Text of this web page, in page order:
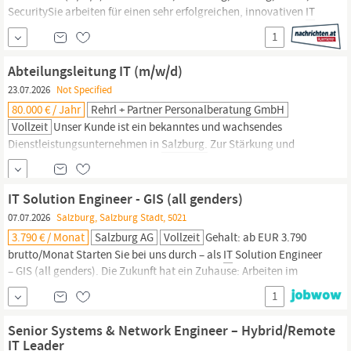
SecuritySie arbeiten für einen sehr erfolgreichen, innovativen IT
Dienstleister in einem dynamischen Umfeld, das Netzwerke,
Sicherheitund Automatisierung verbindet. Profitieren Sie von
kurzen Entscheidungswegen, eigener Verantwortung und
umfangreichen...
1
Abteilungsleitung IT (m/w/d)
23.07.2026 Not Specified
80.000 € / Jahr
Rehrl + Partner Personalberatung GmbH
Vollzeit Unser Kunde ist ein bekanntes und wachsendes
Dienstleistungsunternehmen in Salzburg. Zur Stärkung und
Erweiterung derIT
Position Abteilungsleitung
Abteilung in den Bereichen Infrastruktur & Applikationen
IT Solution Engineer - GIS (all genders)
07.07.2026 Salzburg, Salzburg Stadt, 5021
3.790 € / Monat Salzburg AG Vollzeit Gehalt: ab EUR 3.790
brutto/Monat Starten Sie bei uns durch – als IT Solution Engineer
– GIS (all genders). Die Zukunft hat ein Zuhause: Arbeiten im
Team der
Salzburg
AG. Bei einem der innovativsten und
spannendsten Unternehmen des Landes. Hier eröffnen sich
1
Senior Systems & Network Engineer – Hybrid/Remote
IT Leader